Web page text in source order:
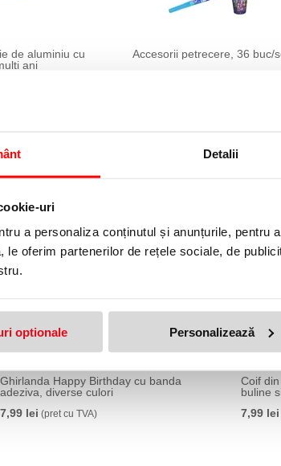
Detalii
uri
a personaliza conținutul și anunțurile, pentru
le oferim partenerilor de rețele sociale, de
optionale Personalizează
de aluminiu cu
ani
Accesorii petrecere, 36 buc/
Ghirlanda Happy Birthday cu banda
adeziva, diverse culori
7,99 lei (pret cu TVA)
Coif
buline
7,99 lei